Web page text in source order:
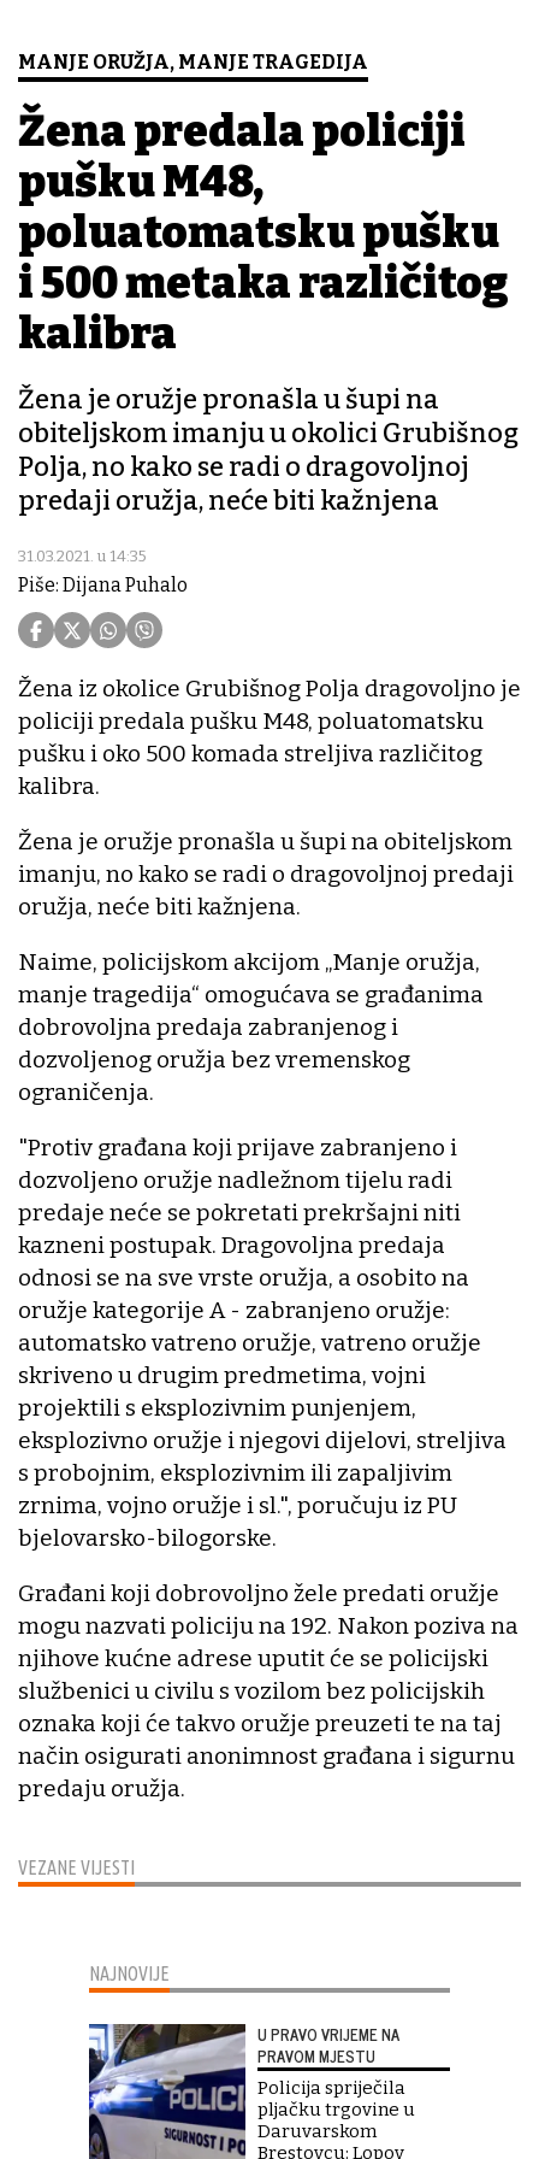
MANJE ORUŽJA, MANJE TRAGEDIJA
Žena predala policiji
pušku M48,
poluatomatsku pušku
i 500 metaka različitog
kalibra
Žena je oružje pronašla u šupi na
obiteljskom imanju u okolici Grubišnog
Polja, no kako se radi o dragovoljnoj
predaji oružja, neće biti kažnjena
31.03.2021. u 14:35
Piše: Dijana Puhalo
VEZANE VIJESTI
Žena iz okolice Grubišnog Polja dragovoljno je
policiji predala pušku M48, poluatomatsku
pušku i oko 500 komada streljiva različitog
kalibra.
Žena je oružje pronašla u šupi na obiteljskom
imanju, no kako se radi o dragovoljnoj predaji
oružja, neće biti kažnjena.
Naime, policijskom akcijom „Manje oružja,
manje tragedija“ omogućava se građanima
dobrovoljna predaja zabranjenog i
dozvoljenog oružja bez vremenskog
ograničenja.
"Protiv građana koji prijave zabranjeno i
dozvoljeno oružje nadležnom tijelu radi
predaje neće se pokretati prekršajni niti
kazneni postupak. Dragovoljna predaja
odnosi se na sve vrste oružja, a osobito na
oružje kategorije A - zabranjeno oružje:
automatsko vatreno oružje, vatreno oružje
skriveno u drugim predmetima, vojni
projektili s eksplozivnim punjenjem,
eksplozivno oružje i njegovi dijelovi, streljiva
s probojnim, eksplozivnim ili zapaljivim
zrnima, vojno oružje i sl.", poručuju iz PU
bjelovarsko-bilogorske.
Građani koji dobrovoljno žele predati oružje
mogu nazvati policiju na 192. Nakon poziva na
njihove kućne adrese uputit će se policijski
službenici u civilu s vozilom bez policijskih
oznaka koji će takvo oružje preuzeti te na taj
način osigurati anonimnost građana i sigurnu
predaju oružja.
NAJNOVIJE
U PRAVO VRIJEME NA
PRAVOM MJESTU
Policija spriječila
pljačku trgovine u
Daruvarskom
Brestovcu: Lopov